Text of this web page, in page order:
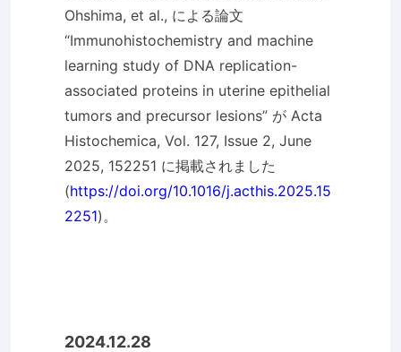
Ohshima, et al., による論文
“Immunohistochemistry and machine
learning study of DNA replication-
associated proteins in uterine epithelial
tumors and precursor lesions” が Acta
Histochemica, Vol. 127, Issue 2, June
2025, 152251 に掲載されました
(https://doi.org/10.1016/j.acthis.2025.15
2251)。
2024.12.28